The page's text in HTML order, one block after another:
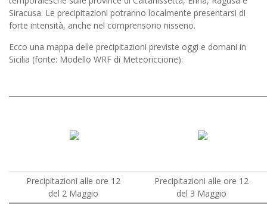
Siracusa. Le precipitazioni potranno localmente presentarsi di
forte intensità, anche nel comprensorio nisseno.
Ecco una mappa delle precipitazioni previste oggi e domani in
Sicilia (fonte: Modello WRF di Meteoriccione):
Precipitazioni alle ore 12
del 2 Maggio
Precipitazioni alle ore 12
del 3 Maggio